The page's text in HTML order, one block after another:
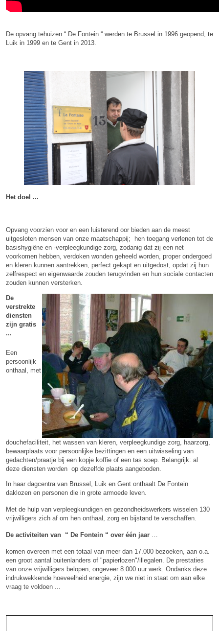
De opvang tehuizen “ De Fontein “ werden te Brussel in 1996 geopend, te
Luik in 1999 en te Gent in 2013.
Het doel ...
Opvang voorzien voor en een luisterend oor bieden aan de meest
uitgesloten mensen van onze maatschappij; hen toegang verlenen tot de
basishygiëne en -verpleegkundige zorg, zodanig dat zij een net
voorkomen hebben, verdoken wonden geheeld worden, proper ondergoed
en kleren kunnen aantrekken, perfect gekapt en uitgedost, opdat zij hun
zelfrespect en eigenwaarde zouden terugvinden en hun sociale contacten
zouden kunnen versterken.
De
verstrekte
diensten
zijn gratis
...
Een
persoonlijk
onthaal, met
douchefaciliteit, het wassen van kleren, verpleegkundige zorg, haarzorg,
bewaarplaats voor persoonlijke bezittingen en een uitwisseling van
gedachten/praatje bij een kopje koffie of een tas soep. Belangrijk: al
deze diensten worden op dezelfde plaats aangeboden.
In haar dagcentra van Brussel, Luik en Gent onthaalt De Fontein
daklozen en personen die in grote armoede leven.
Met de hulp van verpleegkundigen en gezondheidswerkers wisselen 130
vrijwilligers zich af om hen onthaal, zorg en bijstand te verschaffen.
De activiteiten van “ De Fontein “ over één jaar …
komen overeen met een totaal van meer dan 17.000 bezoeken, aan o.a.
een groot aantal buitenlanders of "papierlozen"/illegalen. De prestaties
van onze vrijwilligers belopen, ongeveer 8.000 uur werk. Ondanks deze
indrukwekkende hoeveelheid energie, zijn we niet in staat om aan elke
vraag te voldoen ...